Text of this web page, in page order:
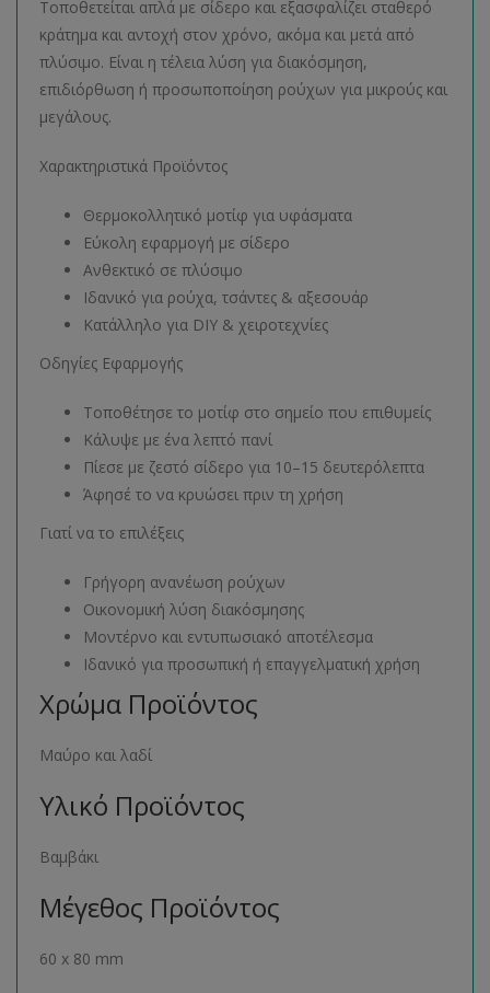
Τοποθετείται απλά με σίδερο και εξασφαλίζει σταθερό
κράτημα και αντοχή στον χρόνο, ακόμα και μετά από
πλύσιμο. Είναι η τέλεια λύση για διακόσμηση,
επιδιόρθωση ή προσωποποίηση ρούχων για μικρούς και
μεγάλους.
Χαρακτηριστικά Προϊόντος
Θερμοκολλητικό μοτίφ για υφάσματα
Εύκολη εφαρμογή με σίδερο
Ανθεκτικό σε πλύσιμο
Ιδανικό για ρούχα, τσάντες & αξεσουάρ
Κατάλληλο για DIY & χειροτεχνίες
Οδηγίες Εφαρμογής
Τοποθέτησε το μοτίφ στο σημείο που επιθυμείς
Κάλυψε με ένα λεπτό πανί
Πίεσε με ζεστό σίδερο για 10–15 δευτερόλεπτα
Άφησέ το να κρυώσει πριν τη χρήση
Γιατί να το επιλέξεις
Γρήγορη ανανέωση ρούχων
Οικονομική λύση διακόσμησης
Μοντέρνο και εντυπωσιακό αποτέλεσμα
Ιδανικό για προσωπική ή επαγγελματική χρήση
Χρώμα Προϊόντος
Μαύρο και λαδί
Υλικό Προϊόντος
Βαμβάκι
Μέγεθος Προϊόντος
60 x 80 mm